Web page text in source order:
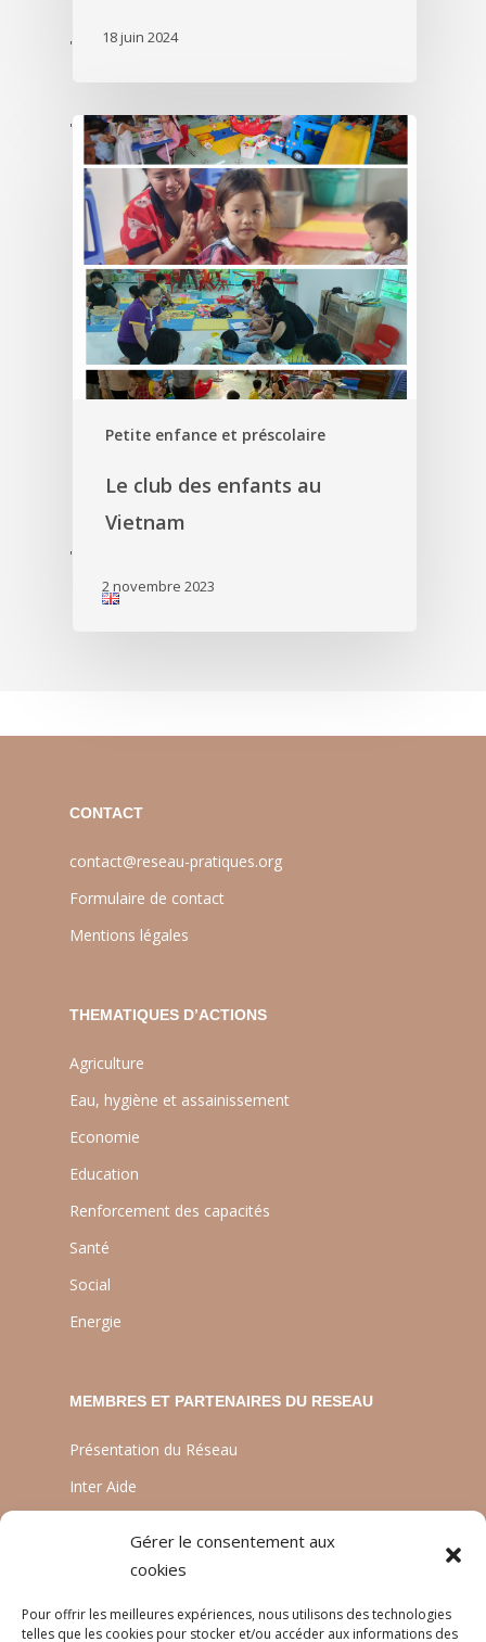
Gérer le consentement aux
cookies
Pour offrir les meilleures expériences, nous utilisons des technologies
telles que les cookies pour stocker et/ou accéder aux informations des
' 18 juin 2024
'
'
Petite enfance et préscolaire
Le club des enfants au
Vietnam
2 novembre 2023
CONTACT
contact@reseau-pratiques.org
Formulaire de contact
Mentions légales
THEMATIQUES D’ACTIONS
Agriculture
Eau, hygiène et assainissement
Economie
Education
Renforcement des capacités
Santé
Social
Energie
MEMBRES ET PARTENAIRES DU RESEAU
Présentation du Réseau
Inter Aide
Planète Enfants & Développement